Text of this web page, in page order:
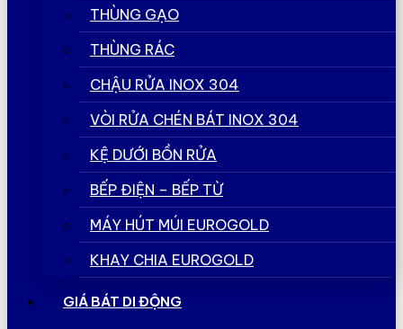
THÙNG GẠO
THÙNG RÁC
CHẬU RỬA INOX 304
VÒI RỬA CHÉN BÁT INOX 304
KỆ DƯỚI BỒN RỬA
BẾP ĐIỆN – BẾP TỪ
MÁY HÚT MÚI EUROGOLD
KHAY CHIA EUROGOLD
GIÁ BÁT DI ĐỘNG